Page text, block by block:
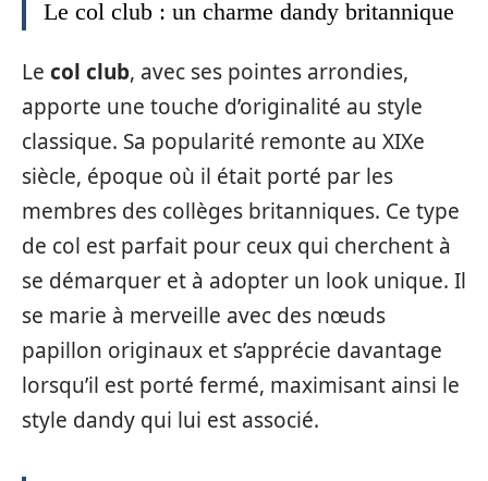
Le col club : un charme dandy britannique
Le col club, avec ses pointes arrondies,
apporte une touche d’originalité au style
classique. Sa popularité remonte au XIXe
siècle, époque où il était porté par les
membres des collèges britanniques. Ce type
de col est parfait pour ceux qui cherchent à
se démarquer et à adopter un look unique. Il
se marie à merveille avec des nœuds
papillon originaux et s’apprécie davantage
lorsqu’il est porté fermé, maximisant ainsi le
style dandy qui lui est associé.